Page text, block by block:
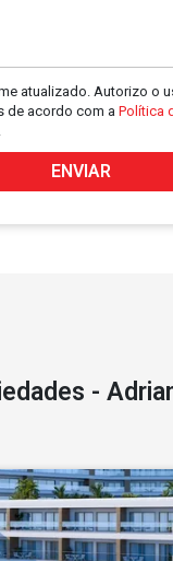
atualizado. Autorizo o
de acordo com a Política
ENVIAR
-